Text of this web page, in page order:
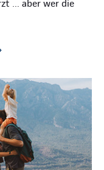
… aber wer die